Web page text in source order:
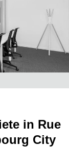
in Rue
City